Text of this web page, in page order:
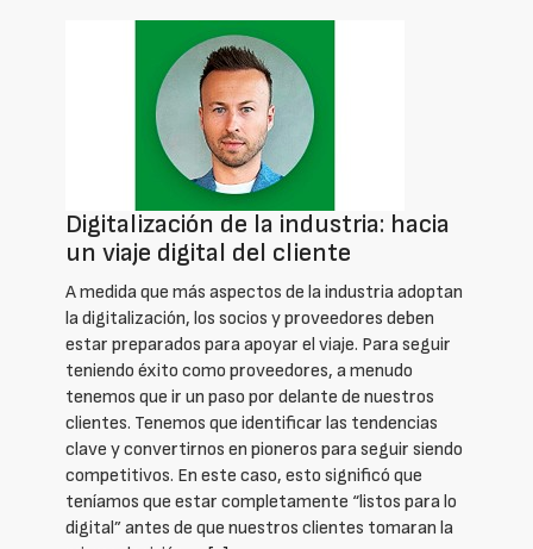
Digitalización de la industria: hacia
un viaje digital del cliente
A medida que más aspectos de la industria adoptan
la digitalización, los socios y proveedores deben
estar preparados para apoyar el viaje. Para seguir
teniendo éxito como proveedores, a menudo
tenemos que ir un paso por delante de nuestros
clientes. Tenemos que identificar las tendencias
clave y convertirnos en pioneros para seguir siendo
competitivos. En este caso, esto significó que
teníamos que estar completamente “listos para lo
digital” antes de que nuestros clientes tomaran la